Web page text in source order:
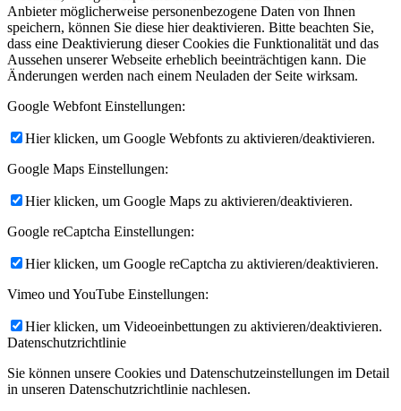
Anbieter möglicherweise personenbezogene Daten von Ihnen
speichern, können Sie diese hier deaktivieren. Bitte beachten Sie,
dass eine Deaktivierung dieser Cookies die Funktionalität und das
Aussehen unserer Webseite erheblich beeinträchtigen kann. Die
Änderungen werden nach einem Neuladen der Seite wirksam.
Google Webfont Einstellungen:
Hier klicken, um Google Webfonts zu aktivieren/deaktivieren.
Google Maps Einstellungen:
Hier klicken, um Google Maps zu aktivieren/deaktivieren.
Google reCaptcha Einstellungen:
Hier klicken, um Google reCaptcha zu aktivieren/deaktivieren.
Vimeo und YouTube Einstellungen:
Hier klicken, um Videoeinbettungen zu aktivieren/deaktivieren.
Datenschutzrichtlinie
Sie können unsere Cookies und Datenschutzeinstellungen im Detail
in unseren Datenschutzrichtlinie nachlesen.